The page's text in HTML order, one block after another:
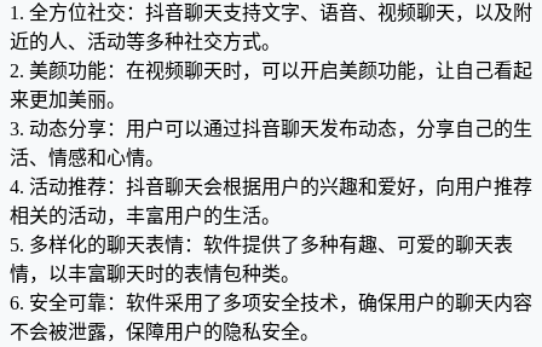
1. 全方位社交：抖音聊天支持文字、语音、视频聊天，以及附
近的人、活动等多种社交方式。
2. 美颜功能：在视频聊天时，可以开启美颜功能，让自己看起
来更加美丽。
3. 动态分享：用户可以通过抖音聊天发布动态，分享自己的生
活、情感和心情。
4. 活动推荐：抖音聊天会根据用户的兴趣和爱好，向用户推荐
相关的活动，丰富用户的生活。
5. 多样化的聊天表情：软件提供了多种有趣、可爱的聊天表
情，以丰富聊天时的表情包种类。
6. 安全可靠：软件采用了多项安全技术，确保用户的聊天内容
不会被泄露，保障用户的隐私安全。